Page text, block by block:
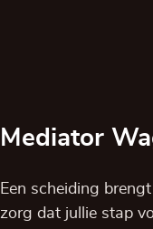
Mediator
Een scheiding
zorg dat jullie stap